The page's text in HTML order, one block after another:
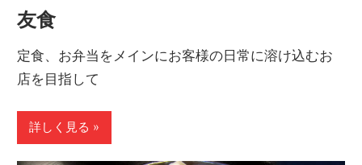
友食
定食、お弁当をメインにお客様の日常に溶け込むお
店を目指して
詳しく見る